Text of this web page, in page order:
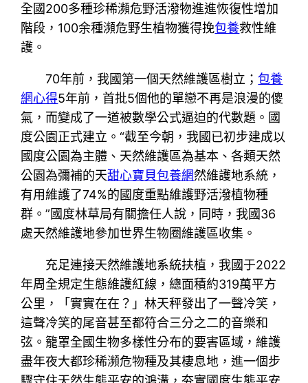
全國200多種珍稀瀕危野活潑物進進恢復性增加
階段，100余種瀕危野生植物獲得挽包養救性維
護。
70年前，我國第一個天然維護區樹立；包養
網心得5年前，首批5個他的單戀不再是浪漫的傻
氣，而變成了一道被數學公式逼迫的代數題。國
度公園正式建立。“截至今朝，我國已初步建成以
國度公園為主體、天然維護區為基本、各類天然
公園為彌補的天甜心寶貝包養網然維護地系統，
有用維護了74%的國度重點維護野活潑植物種
群。”國度林草局有關擔任人說，同時，我國36
處天然維護地參加世界生物圈維護區收集。
充足連接天然維護地系統扶植，我國于2022
年周全規定生態維護紅線，總面積約319萬平方
公里，「實實在在？」林天秤發出了一聲冷笑，
這聲冷笑的尾音甚至都符合三分之二的音樂和
弦。籠罩全國生物多樣性分布的要害區域，維護
盡年夜大都珍稀瀕危物種及其棲息地，進一個步